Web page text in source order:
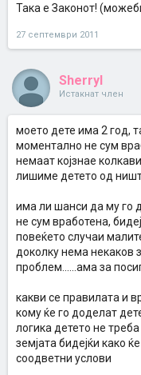
други роднини кои
Така е Законот!
27 септември 2011
Sherryl
Истакнат член
моето дете има 2 год,
моментално не сум
немаат којзнае
лишиме детето од
има ли шанси да му го
не сум вработена,
повеќето случаи
доколку нема некаков
проблем......ама за
какви се правилата и
кому ќе го доделат
логика детето не
земјата бидејќи како
соодветни услови